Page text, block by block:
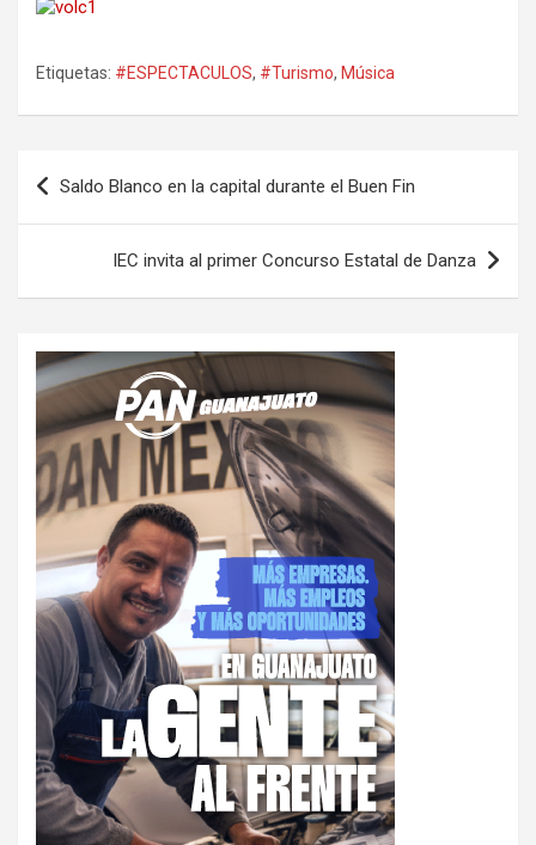
Etiquetas: #ESPECTACULOS, #Turismo, Música
Navegación
de
entradas
Saldo Blanco en la capital durante el Buen Fin
IEC invita al primer Concurso Estatal de Danza